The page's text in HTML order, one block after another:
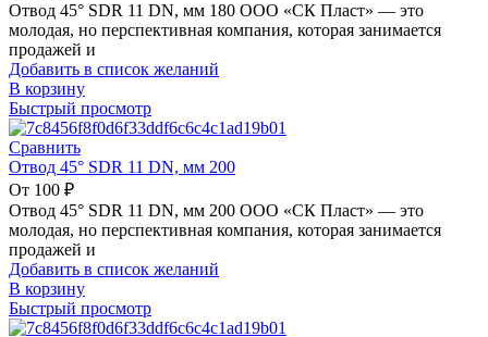
Отвод 45° SDR 11 DN, мм 180 ООО «СК Пласт» — это
молодая, но перспективная компания, которая занимается
продажей и
Добавить в список желаний
В корзину
Быстрый просмотр
Сравнить
Отвод 45° SDR 11 DN, мм 200
От 100 ₽
Отвод 45° SDR 11 DN, мм 200 ООО «СК Пласт» — это
молодая, но перспективная компания, которая занимается
продажей и
Добавить в список желаний
В корзину
Быстрый просмотр